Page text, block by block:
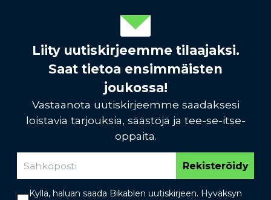
Liity uutiskirjeemme tilaajaksi.
Saat tietoa ensimmäisten
joukossa!
Vastaanota uutiskirjeemme saadaksesi
loistavia tarjouksia, säästöjä ja tee-se-itse-
oppaita.
Rekisteröidy
Kyllä, haluan saada Bikablen uutiskirjeen. Hyväksyn